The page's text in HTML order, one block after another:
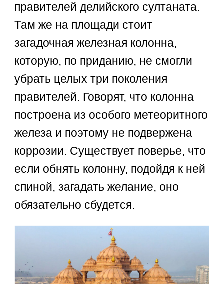
правителей делийского султаната.
Там же на площади стоит
загадочная железная колонна,
которую, по приданию, не смогли
убрать целых три поколения
правителей. Говорят, что колонна
построена из особого метеоритного
железа и поэтому не подвержена
коррозии. Существует поверье, что
если обнять колонну, подойдя к ней
спиной, загадать желание, оно
обязательно сбудется.